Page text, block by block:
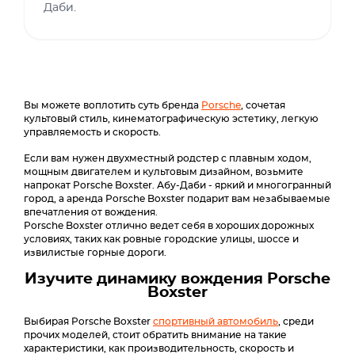
Даби.
Вы можете воплотить суть бренда Porsche , сочетая
культовый стиль, кинематографическую эстетику, легкую
управляемость и скорость.
Если вам нужен двухместный родстер с плавным ходом,
мощным двигателем и культовым дизайном, возьмите
напрокат Porsche Boxster. Абу-Даби - яркий и многогранный
город, а аренда Porsche Boxster подарит вам незабываемые
впечатления от вождения.
Porsche Boxster отлично ведет себя в хороших дорожных
условиях, таких как ровные городские улицы, шоссе и
извилистые горные дороги.
Изучите динамику вождения Porsche
Boxster
Выбирая Porsche Boxster спортивный автомобиль , среди
прочих моделей, стоит обратить внимание на такие
характеристики, как производительность, скорость и